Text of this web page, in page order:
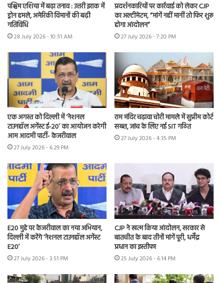
पश्चिम एशिया में बढ़ा तनाव : उत्तरी इराक में
ड्रोन हमले, अमेरिकी विमानों की बढ़ी
गतिविधि
28 July 2026 - 10:51 AM
प्रदर्शनकारियों पर कार्रवाई को लेकर CJP
का अल्टीमेटम, “मांगें नहीं मानीं तो फिर शुरू
होगा आंदोलन”
27 July 2026 - 7:20 PM
एक अगस्त को दिल्ली में ‘नेशनल
टाउनहॉल अगेंस्ट ई-20’ का आयोजन करेगी
आम आदमी पार्टी- केजरीवाल
27 July 2026 - 6:29 PM
राम मंदिर चढ़ावा चोरी मामले में सुप्रीम कोर्ट
सख्त, जांच के लिए नई SIT गठित
27 July 2026 - 4:35 PM
E20 मुद्दे पर केजरीवाल का नया अभियान,
दिल्ली में करेंगे ‘नेशनल टाउनहॉल अगेंस्ट
E20’
27 July 2026 - 3:51 PM
CJP ने खत्म किया आंदोलन, सरकार से
बातचीत के बाद तीनों मांगें पूरी, धर्मेंद्र
प्रधान का इस्तीफा
25 July 2026 - 6:14 PM